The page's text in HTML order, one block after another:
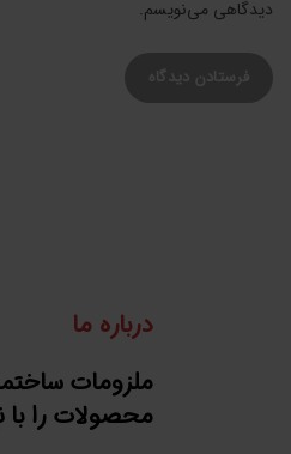
دیدگاهی می‌نویسم.
درباره ما
ملزومات
محصولات را با